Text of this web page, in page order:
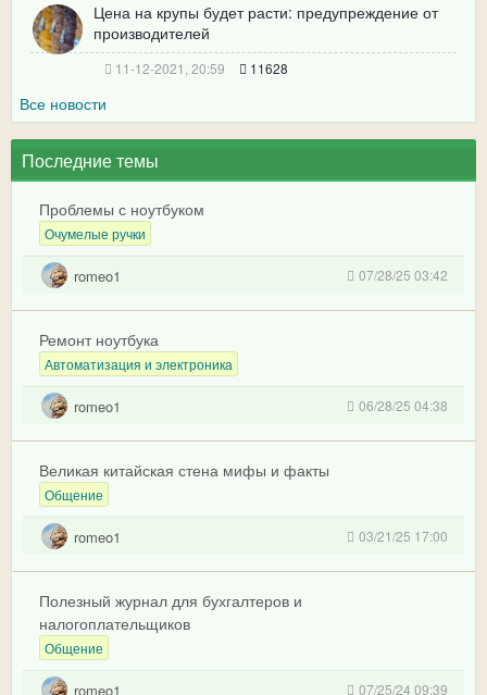
Цена на крупы будет расти: предупреждение от
производителей
11-12-2021, 20:59 11628
Все новости
Последние темы
Проблемы с ноутбуком
Очумелые ручки
romeo1 07/28/25 03:42
Ремонт ноутбука
Автоматизация и электроника
romeo1 06/28/25 04:38
Великая китайская стена мифы и факты
Общение
romeo1 03/21/25 17:00
Полезный журнал для бухгалтеров и
налогоплательщиков
Общение
romeo1 07/25/24 09:39